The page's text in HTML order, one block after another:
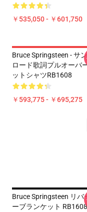
￥535,050 - ￥601,750
Bruce Springsteen - サ
ロード歌詞プルオーバ
ットシャツRB1608
￥593,775 - ￥695,275
Bruce Springsteen リバ
ーブランケット RB1608